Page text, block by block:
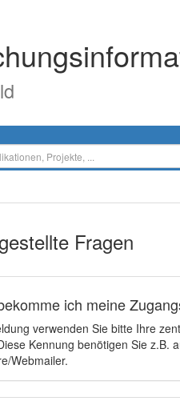
Fragen
ich meine
verwenden Sie bitte Ihre
Kennung benötigen Sie z.B.
Webmailer.